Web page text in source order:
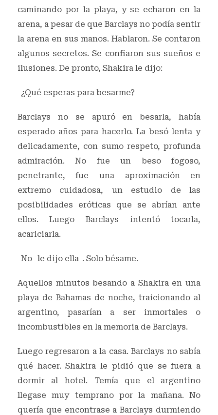
caminando por la playa, y se echaron en la
arena, a pesar de que Barclays no podía sentir
la arena en sus manos. Hablaron. Se contaron
algunos secretos. Se confiaron sus sueños e
ilusiones. De pronto, Shakira le dijo:
-¿Qué esperas para besarme?
Barclays no se apuró en besarla, había
esperado años para hacerlo. La besó lenta y
delicadamente, con sumo respeto, profunda
admiración. No fue un beso fogoso,
penetrante, fue una aproximación en
extremo cuidadosa, un estudio de las
posibilidades eróticas que se abrían ante
ellos. Luego Barclays intentó tocarla,
acariciarla.
-No -le dijo ella-. Solo bésame.
Aquellos minutos besando a Shakira en una
playa de Bahamas de noche, traicionando al
argentino, pasarían a ser inmortales o
incombustibles en la memoria de Barclays.
Luego regresaron a la casa. Barclays no sabía
qué hacer. Shakira le pidió que se fuera a
dormir al hotel. Temía que el argentino
llegase muy temprano por la mañana. No
quería que encontrase a Barclays durmiendo